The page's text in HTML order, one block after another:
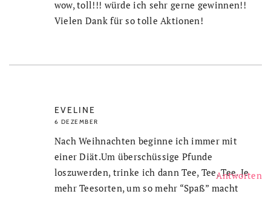
wow, toll!!! würde ich sehr gerne gewinnen!!
Vielen Dank für so tolle Aktionen!
EVELINE
6 DEZEMBER
Nach Weihnachten beginne ich immer mit
einer Diät.Um überschüssige Pfunde
loszuwerden, trinke ich dann Tee, Tee, Tee. Je
mehr Teesorten, um so mehr “Spaß” macht
Antworten